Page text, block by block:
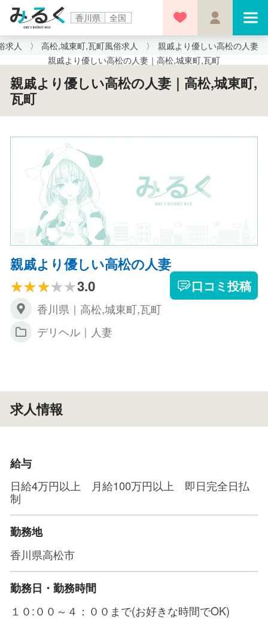
香川県 全国
求人 高松,城東町,瓦町風俗求人
親戚より優しい高松の人妻
親戚より優しい高松の人妻｜高松,城東町,瓦町
親戚より優しい高松の人妻｜高松,城東町,
瓦町
親戚より優しい高松の人妻
3.0
口コミ投稿
香川県｜高松,城東町,瓦町
デリヘル｜人妻
求人情報
給与
日給4万円以上 月給100万円以上 即日完全日払
制
勤務地
香川県高松市
勤務日・勤務時間
１０:００～４：００まで(お好きな時間でOK)